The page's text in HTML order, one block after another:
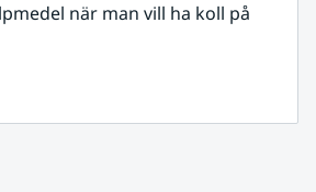
när man vill ha koll på